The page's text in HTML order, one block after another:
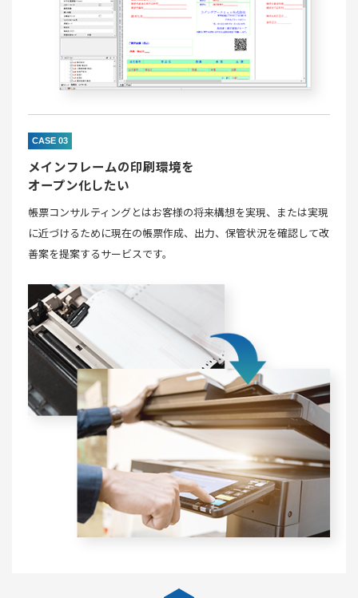
CASE 03
メインフレームの印刷環境を
オープン化したい
帳票コンサルティングとはお客様の将来構想を実現、または実現
に近づけるために現在の帳票作成、出力、保管状況を確認して改
善案を提案するサービスです。